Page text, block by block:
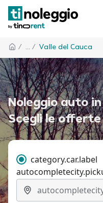
/ ... / Valle del Cauca
Noleggio auto in
Scegli le offerte
category.car.label